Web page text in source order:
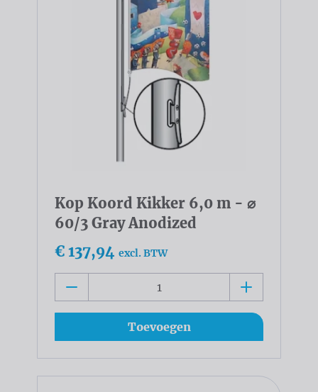
Kop Koord Kikker 6,0 m - ⌀
60/3 Gray Anodized
€ 137,94 excl. BTW
Toevoegen